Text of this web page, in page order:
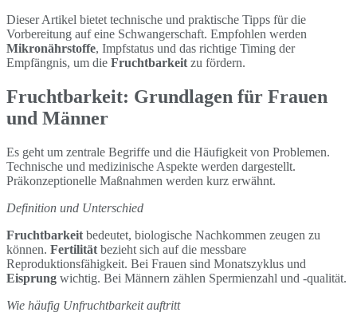
Dieser Artikel bietet technische und praktische Tipps für die
Vorbereitung auf eine Schwangerschaft. Empfohlen werden
Mikronährstoffe, Impfstatus und das richtige Timing der
Empfängnis, um die Fruchtbarkeit zu fördern.
Fruchtbarkeit: Grundlagen für Frauen
und Männer
Es geht um zentrale Begriffe und die Häufigkeit von Problemen.
Technische und medizinische Aspekte werden dargestellt.
Präkonzeptionelle Maßnahmen werden kurz erwähnt.
Definition und Unterschied
Fruchtbarkeit bedeutet, biologische Nachkommen zeugen zu
können. Fertilität bezieht sich auf die messbare
Reproduktionsfähigkeit. Bei Frauen sind Monatszyklus und
Eisprung wichtig. Bei Männern zählen Spermienzahl und -qualität.
Wie häufig Unfruchtbarkeit auftritt